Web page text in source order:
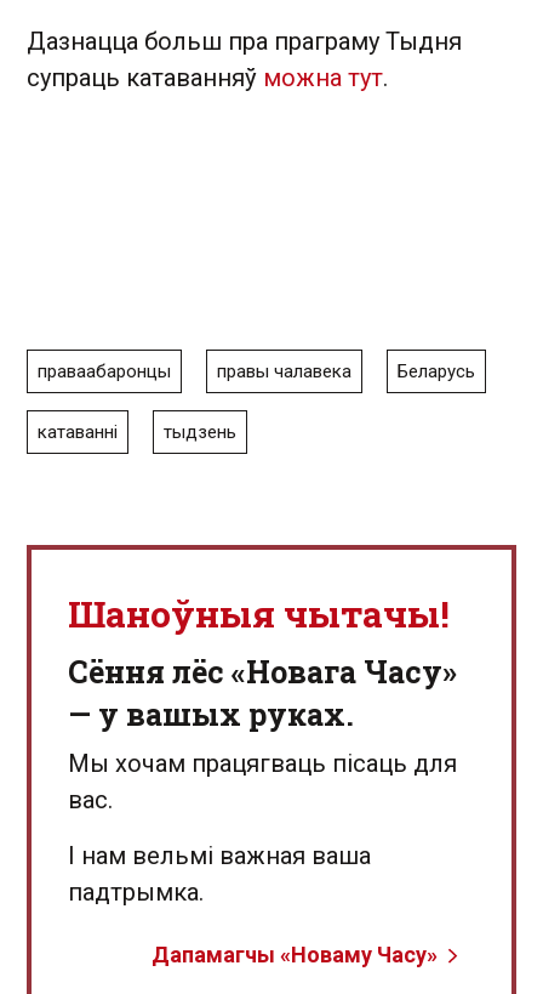
Дазнацца больш пра праграму Тыдня
супраць катаванняў можна тут.
праваабаронцы правы чалавека Беларусь
катаванні тыдзень
Шаноўныя чытачы!
Сёння лёс «Новага Часу»
— у вашых руках.
Мы хочам працягваць пісаць для
вас.
І нам вельмі важная ваша
падтрымка.
Дапамагчы «Новаму Часу»